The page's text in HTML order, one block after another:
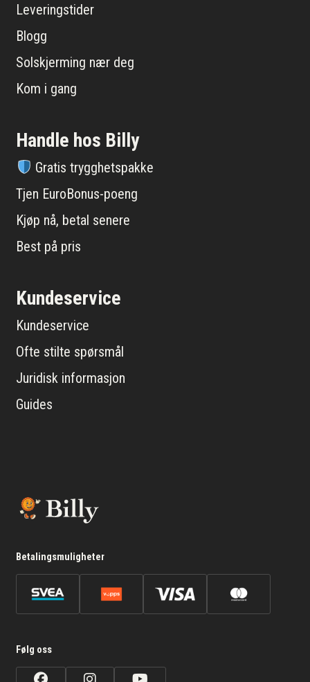
Leveringstider
Blogg
Solskjerming nær deg
Kom i gang
Handle hos Billy
Gratis trygghetspakke
Tjen EuroBonus-poeng
Kjøp nå, betal senere
Best på pris
Kundeservice
Kundeservice
Ofte stilte spørsmål
Juridisk informasjon
Guides
Betalingsmuligheter
Følg oss